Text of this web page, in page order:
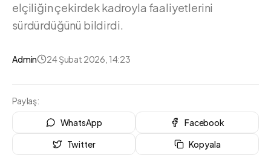
elçiliğin çekirdek kadroyla faaliyetlerini
sürdürdüğünü bildirdi.
Admin 24 Şubat 2026, 14:23
Paylaş:
WhatsApp
Facebook
Twitter
Kopyala